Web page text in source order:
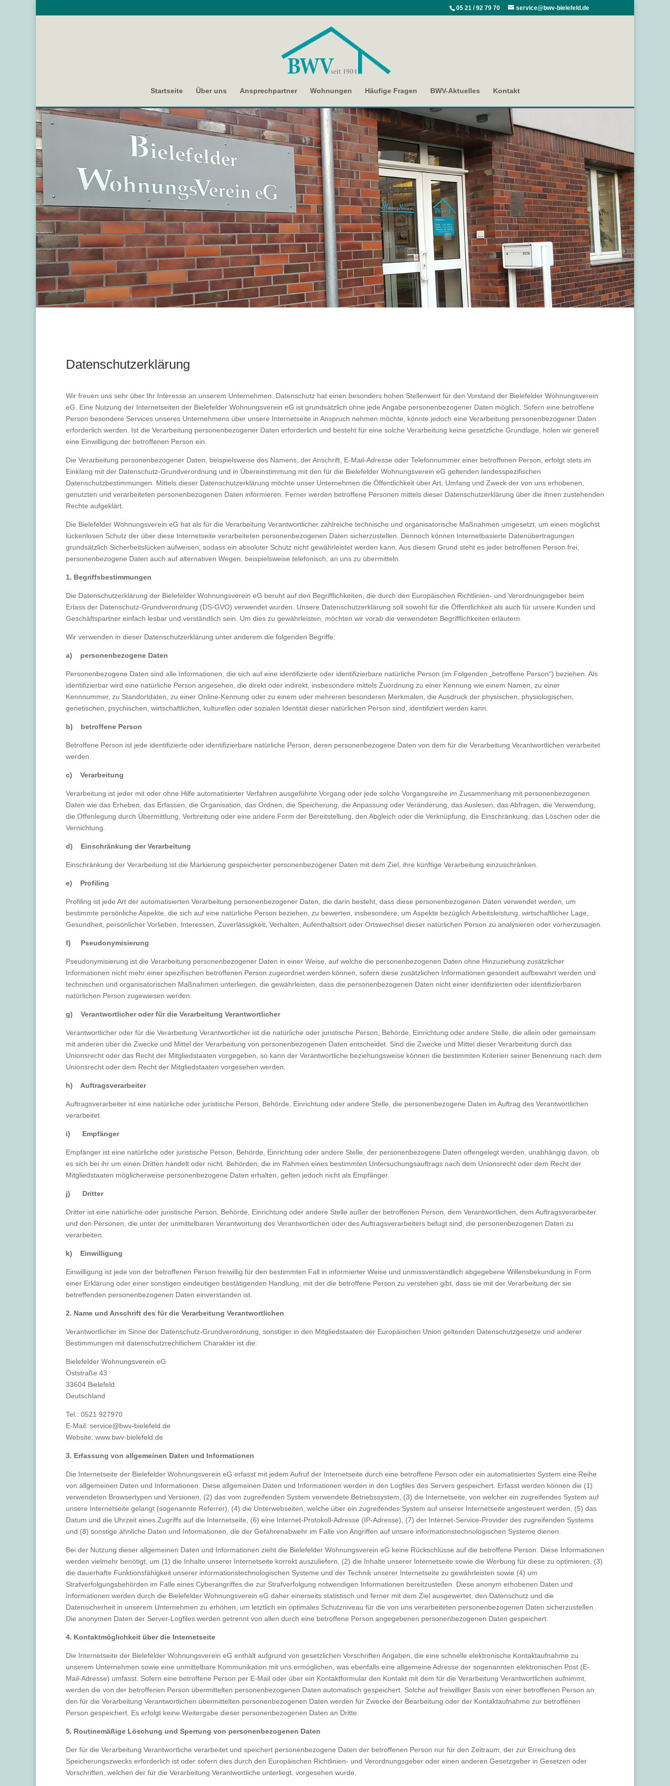
05 21 / 92 79 70 service@bwv-bielefeld.de
Startseite Über uns Ansprechpartner Wohnungen Häufige Fragen BWV-Aktuelles Kontakt
Datenschutzerklärung
Wir freuen uns sehr über Ihr Interesse an unserem Unternehmen. Datenschutz hat einen besonders hohen Stellenwert für den Vorstand der Bielefelder Wohnungsverein
eG. Eine Nutzung der Internetseiten der Bielefelder Wohnungsverein eG ist grundsätzlich ohne jede Angabe personenbezogener Daten möglich. Sofern eine betroffene
Person besondere Services unseres Unternehmens über unsere Internetseite in Anspruch nehmen möchte, könnte jedoch eine Verarbeitung personenbezogener Daten
erforderlich werden. Ist die Verarbeitung personenbezogener Daten erforderlich und besteht für eine solche Verarbeitung keine gesetzliche Grundlage, holen wir generell
eine Einwilligung der betroffenen Person ein.
Die Verarbeitung personenbezogener Daten, beispielsweise des Namens, der Anschrift, E-Mail-Adresse oder Telefonnummer einer betroffenen Person, erfolgt stets im
Einklang mit der Datenschutz-Grundverordnung und in Übereinstimmung mit den für die Bielefelder Wohnungsverein eG geltenden landesspezifischen
Datenschutzbestimmungen. Mittels dieser Datenschutzerklärung möchte unser Unternehmen die Öffentlichkeit über Art, Umfang und Zweck der von uns erhobenen,
genutzten und verarbeiteten personenbezogenen Daten informieren. Ferner werden betroffene Personen mittels dieser Datenschutzerklärung über die ihnen zustehenden
Rechte aufgeklärt.
Die Bielefelder Wohnungsverein eG hat als für die Verarbeitung Verantwortlicher zahlreiche technische und organisatorische Maßnahmen umgesetzt, um einen möglichst
lückenlosen Schutz der über diese Internetseite verarbeiteten personenbezogenen Daten sicherzustellen. Dennoch können Internetbasierte Datenübertragungen
grundsätzlich Sicherheitslücken aufweisen, sodass ein absoluter Schutz nicht gewährleistet werden kann. Aus diesem Grund steht es jeder betroffenen Person frei,
personenbezogene Daten auch auf alternativen Wegen, beispielsweise telefonisch, an uns zu übermitteln.
1. Begriffsbestimmungen
Die Datenschutzerklärung der Bielefelder Wohnungsverein eG beruht auf den Begrifflichkeiten, die durch den Europäischen Richtlinien- und Verordnungsgeber beim
Erlass der Datenschutz-Grundverordnung (DS-GVO) verwendet wurden. Unsere Datenschutzerklärung soll sowohl für die Öffentlichkeit als auch für unsere Kunden und
Geschäftspartner einfach lesbar und verständlich sein. Um dies zu gewährleisten, möchten wir vorab die verwendeten Begrifflichkeiten erläutern.
Wir verwenden in dieser Datenschutzerklärung unter anderem die folgenden Begriffe:
a) personenbezogene Daten
Personenbezogene Daten sind alle Informationen, die sich auf eine identifizierte oder identifizierbare natürliche Person (im Folgenden „betroffene Person“) beziehen. Als
identifizierbar wird eine natürliche Person angesehen, die direkt oder indirekt, insbesondere mittels Zuordnung zu einer Kennung wie einem Namen, zu einer
Kennnummer, zu Standortdaten, zu einer Online-Kennung oder zu einem oder mehreren besonderen Merkmalen, die Ausdruck der physischen, physiologischen,
genetischen, psychischen, wirtschaftlichen, kulturellen oder sozialen Identität dieser natürlichen Person sind, identifiziert werden kann.
b) betroffene Person
Betroffene Person ist jede identifizierte oder identifizierbare natürliche Person, deren personenbezogene Daten von dem für die Verarbeitung Verantwortlichen verarbeitet
werden.
c) Verarbeitung
Verarbeitung ist jeder mit oder ohne Hilfe automatisierter Verfahren ausgeführte Vorgang oder jede solche Vorgangsreihe im Zusammenhang mit personenbezogenen
Daten wie das Erheben, das Erfassen, die Organisation, das Ordnen, die Speicherung, die Anpassung oder Veränderung, das Auslesen, das Abfragen, die Verwendung,
die Offenlegung durch Übermittlung, Verbreitung oder eine andere Form der Bereitstellung, den Abgleich oder die Verknüpfung, die Einschränkung, das Löschen oder die
Vernichtung.
d) Einschränkung der Verarbeitung
Einschränkung der Verarbeitung ist die Markierung gespeicherter personenbezogener Daten mit dem Ziel, ihre künftige Verarbeitung einzuschränken.
e) Profiling
Profiling ist jede Art der automatisierten Verarbeitung personenbezogener Daten, die darin besteht, dass diese personenbezogenen Daten verwendet werden, um
bestimmte persönliche Aspekte, die sich auf eine natürliche Person beziehen, zu bewerten, insbesondere, um Aspekte bezüglich Arbeitsleistung, wirtschaftlicher Lage,
Gesundheit, persönlicher Vorlieben, Interessen, Zuverlässigkeit, Verhalten, Aufenthaltsort oder Ortswechsel dieser natürlichen Person zu analysieren oder vorherzusagen.
f) Pseudonymisierung
Pseudonymisierung ist die Verarbeitung personenbezogener Daten in einer Weise, auf welche die personenbezogenen Daten ohne Hinzuziehung zusätzlicher
Informationen nicht mehr einer spezifischen betroffenen Person zugeordnet werden können, sofern diese zusätzlichen Informationen gesondert aufbewahrt werden und
technischen und organisatorischen Maßnahmen unterliegen, die gewährleisten, dass die personenbezogenen Daten nicht einer identifizierten oder identifizierbaren
natürlichen Person zugewiesen werden.
g) Verantwortlicher oder für die Verarbeitung Verantwortlicher
Verantwortlicher oder für die Verarbeitung Verantwortlicher ist die natürliche oder juristische Person, Behörde, Einrichtung oder andere Stelle, die allein oder gemeinsam
mit anderen über die Zwecke und Mittel der Verarbeitung von personenbezogenen Daten entscheidet. Sind die Zwecke und Mittel dieser Verarbeitung durch das
Unionsrecht oder das Recht der Mitgliedstaaten vorgegeben, so kann der Verantwortliche beziehungsweise können die bestimmten Kriterien seiner Benennung nach dem
Unionsrecht oder dem Recht der Mitgliedstaaten vorgesehen werden.
h) Auftragsverarbeiter
Auftragsverarbeiter ist eine natürliche oder juristische Person, Behörde, Einrichtung oder andere Stelle, die personenbezogene Daten im Auftrag des Verantwortlichen
verarbeitet.
i) Empfänger
Empfänger ist eine natürliche oder juristische Person, Behörde, Einrichtung oder andere Stelle, der personenbezogene Daten offengelegt werden, unabhängig davon, ob
es sich bei ihr um einen Dritten handelt oder nicht. Behörden, die im Rahmen eines bestimmten Untersuchungsauftrags nach dem Unionsrecht oder dem Recht der
Mitgliedstaaten möglicherweise personenbezogene Daten erhalten, gelten jedoch nicht als Empfänger.
j) Dritter
Dritter ist eine natürliche oder juristische Person, Behörde, Einrichtung oder andere Stelle außer der betroffenen Person, dem Verantwortlichen, dem Auftragsverarbeiter
und den Personen, die unter der unmittelbaren Verantwortung des Verantwortlichen oder des Auftragsverarbeiters befugt sind, die personenbezogenen Daten zu
verarbeiten.
k) Einwilligung
Einwilligung ist jede von der betroffenen Person freiwillig für den bestimmten Fall in informierter Weise und unmissverständlich abgegebene Willensbekundung in Form
einer Erklärung oder einer sonstigen eindeutigen bestätigenden Handlung, mit der die betroffene Person zu verstehen gibt, dass sie mit der Verarbeitung der sie
betreffenden personenbezogenen Daten einverstanden ist.
2. Name und Anschrift des für die Verarbeitung Verantwortlichen
Verantwortlicher im Sinne der Datenschutz-Grundverordnung, sonstiger in den Mitgliedstaaten der Europäischen Union geltenden Datenschutzgesetze und anderer
Bestimmungen mit datenschutzrechtlichem Charakter ist die:
Bielefelder Wohnungsverein eG
Oststraße 43
33604 Bielefeld
Deutschland
Tel.: 0521 927970
E-Mail: service@bwv-bielefeld.de
Website: www.bwv-bielefeld.de
3. Erfassung von allgemeinen Daten und Informationen
Die Internetseite der Bielefelder Wohnungsverein eG erfasst mit jedem Aufruf der Internetseite durch eine betroffene Person oder ein automatisiertes System eine Reihe
von allgemeinen Daten und Informationen. Diese allgemeinen Daten und Informationen werden in den Logfiles des Servers gespeichert. Erfasst werden können die (1)
verwendeten Browsertypen und Versionen, (2) das vom zugreifenden System verwendete Betriebssystem, (3) die Internetseite, von welcher ein zugreifendes System auf
unsere Internetseite gelangt (sogenannte Referrer), (4) die Unterwebseiten, welche über ein zugreifendes System auf unserer Internetseite angesteuert werden, (5) das
Datum und die Uhrzeit eines Zugriffs auf die Internetseite, (6) eine Internet-Protokoll-Adresse (IP-Adresse), (7) der Internet-Service-Provider des zugreifenden Systems
und (8) sonstige ähnliche Daten und Informationen, die der Gefahrenabwehr im Falle von Angriffen auf unsere informationstechnologischen Systeme dienen.
Bei der Nutzung dieser allgemeinen Daten und Informationen zieht die Bielefelder Wohnungsverein eG keine Rückschlüsse auf die betroffene Person. Diese Informationen
werden vielmehr benötigt, um (1) die Inhalte unserer Internetseite korrekt auszuliefern, (2) die Inhalte unserer Internetseite sowie die Werbung für diese zu optimieren, (3)
die dauerhafte Funktionsfähigkeit unserer informationstechnologischen Systeme und der Technik unserer Internetseite zu gewährleisten sowie (4) um
Strafverfolgungsbehörden im Falle eines Cyberangriffes die zur Strafverfolgung notwendigen Informationen bereitzustellen. Diese anonym erhobenen Daten und
Informationen werden durch die Bielefelder Wohnungsverein eG daher einerseits statistisch und ferner mit dem Ziel ausgewertet, den Datenschutz und die
Datensicherheit in unserem Unternehmen zu erhöhen, um letztlich ein optimales Schutzniveau für die von uns verarbeiteten personenbezogenen Daten sicherzustellen.
Die anonymen Daten der Server-Logfiles werden getrennt von allen durch eine betroffene Person angegebenen personenbezogenen Daten gespeichert.
4. Kontaktmöglichkeit über die Internetseite
Die Internetseite der Bielefelder Wohnungsverein eG enthält aufgrund von gesetzlichen Vorschriften Angaben, die eine schnelle elektronische Kontaktaufnahme zu
unserem Unternehmen sowie eine unmittelbare Kommunikation mit uns ermöglichen, was ebenfalls eine allgemeine Adresse der sogenannten elektronischen Post (E-
Mail-Adresse) umfasst. Sofern eine betroffene Person per E-Mail oder über ein Kontaktformular den Kontakt mit dem für die Verarbeitung Verantwortlichen aufnimmt,
werden die von der betroffenen Person übermittelten personenbezogenen Daten automatisch gespeichert. Solche auf freiwilliger Basis von einer betroffenen Person an
den für die Verarbeitung Verantwortlichen übermittelten personenbezogenen Daten werden für Zwecke der Bearbeitung oder der Kontaktaufnahme zur betroffenen
Person gespeichert. Es erfolgt keine Weitergabe dieser personenbezogenen Daten an Dritte.
5. Routinemäßige Löschung und Sperrung von personenbezogenen Daten
Der für die Verarbeitung Verantwortliche verarbeitet und speichert personenbezogene Daten der betroffenen Person nur für den Zeitraum, der zur Erreichung des
Speicherungszwecks erforderlich ist oder sofern dies durch den Europäischen Richtlinien- und Verordnungsgeber oder einen anderen Gesetzgeber in Gesetzen oder
Vorschriften, welchen der für die Verarbeitung Verantwortliche unterliegt, vorgesehen wurde.